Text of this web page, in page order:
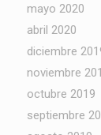
mayo 2020
abril 2020
diciembre
noviembre
octubre 2019
septiembre